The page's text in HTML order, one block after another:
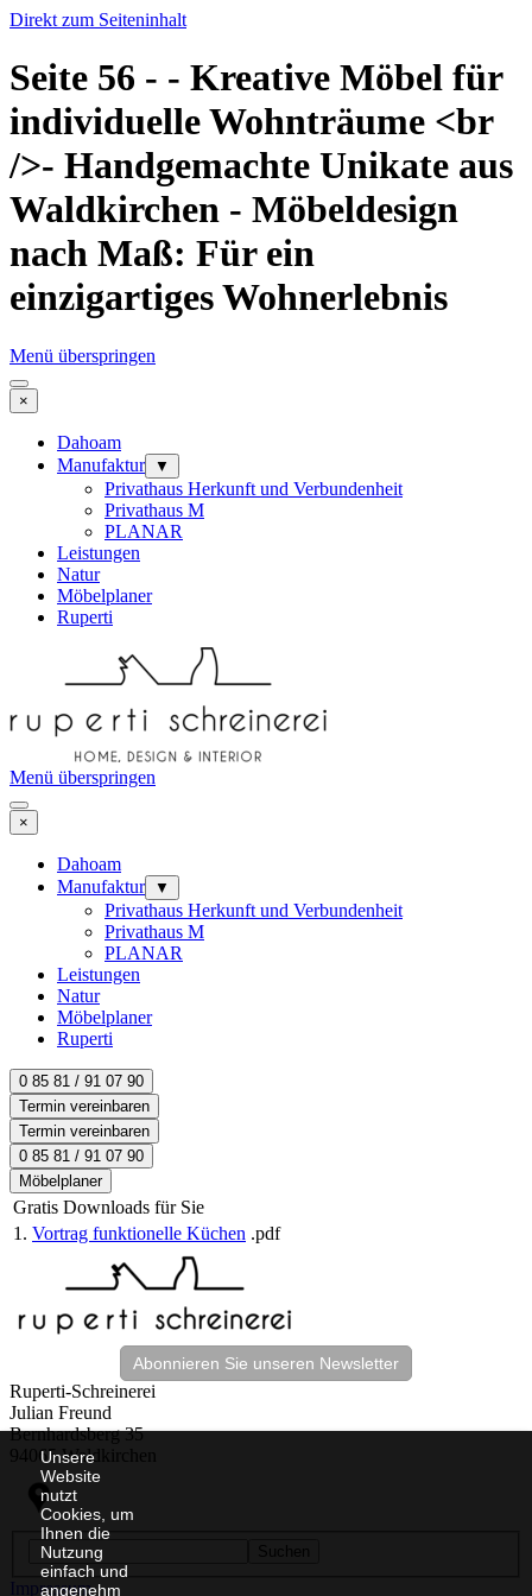
Unsere
Website
nutzt
Cookies, um
Ihnen die
Nutzung
einfach und
angenehm
Direkt zum Seiteninhalt
Seite 56 - - Kreative Möbel für
individuelle Wohnträume <br
/>- Handgemachte Unikate aus
Waldkirchen - Möbeldesign
nach Maß: Für ein
einzigartiges Wohnerlebnis
Menü überspringen
×
Dahoam
Manufaktur
▼
Privathaus Herkunft und Verbundenheit
Privathaus M
PLANAR
Leistungen
Natur
Möbelplaner
Ruperti
Menü überspringen
×
Dahoam
Manufaktur
▼
Privathaus Herkunft und Verbundenheit
Privathaus M
PLANAR
Leistungen
Natur
Möbelplaner
Ruperti
0 85 81 / 91 07 90
Termin vereinbaren
Termin vereinbaren
0 85 81 / 91 07 90
Möbelplaner
Gratis Downloads für Sie
1. Vortrag funktionelle Küchen .pdf
Abonnieren Sie unseren Newsletter
Ruperti-Schreinerei
Julian Freund
Bernhardsberg 35
94065 Waldkirchen
Suchen
Impressum